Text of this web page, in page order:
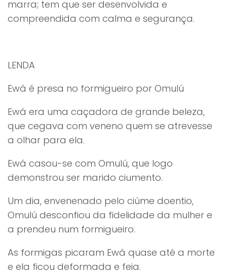
marra; tem que ser desenvolvida e
compreendida com calma e segurança.
LENDA
Ewá é presa no formigueiro por Omulú
Ewá era uma caçadora de grande beleza,
que cegava com veneno quem se atrevesse
a olhar para ela.
Ewá casou-se com Omulú, que logo
demonstrou ser marido ciumento.
Um dia, envenenado pelo ciúme doentio,
Omulú desconfiou da fidelidade da mulher e
a prendeu num formigueiro.
As formigas picaram Ewá quase até a morte
e ela ficou deformada e feia.